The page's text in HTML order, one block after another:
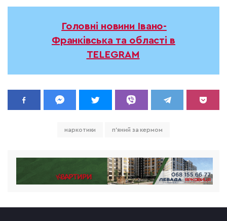
Головні новини Івано-
Франківська та області в
TELEGRAM
наркотики п'яний за кермом